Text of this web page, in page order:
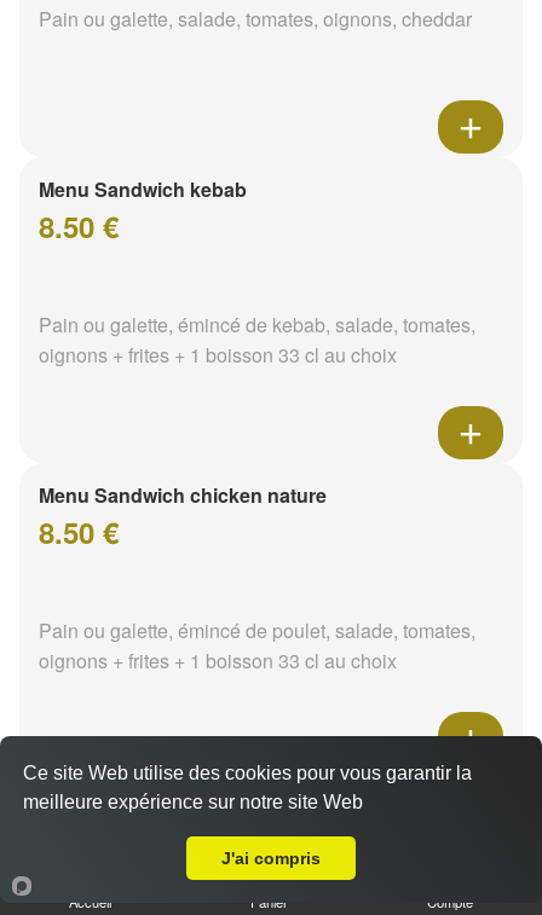
Pain ou galette, salade, tomates, oignons, cheddar
Menu Sandwich kebab
8.50 €
Pain ou galette, émincé de kebab, salade, tomates,
oignons + frites + 1 boisson 33 cl au choix
Menu Sandwich chicken nature
8.50 €
Pain ou galette, émincé de poulet, salade, tomates,
oignons + frites + 1 boisson 33 cl au choix
Menu Sandwich chicken tikka
Accueil Panier Compte
Ce site Web utilise des cookies pour vous garantir la
meilleure expérience sur notre site Web
J'ai compris